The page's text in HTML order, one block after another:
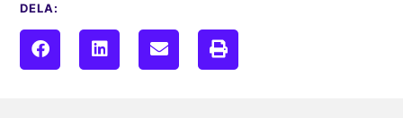
DELA: